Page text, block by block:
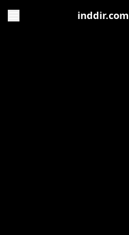
inddir.com